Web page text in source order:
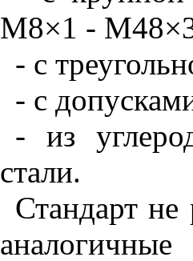
М8×1 - М48×
- с
- с
- из
стали.
Стандарт не
аналогичные